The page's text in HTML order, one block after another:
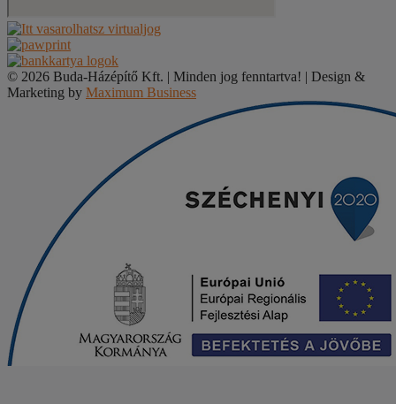
© 2026 Buda-Házépítő Kft. | Minden jog fenntartva! | Design &
Marketing by Maximum Business